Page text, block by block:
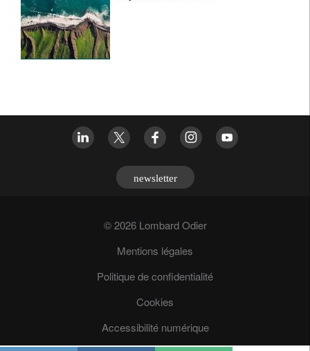
newsletter
© 2026 Lombard Odier
Mentions légales
Politique de confidentialité
Cookies
Accessibilité numérique